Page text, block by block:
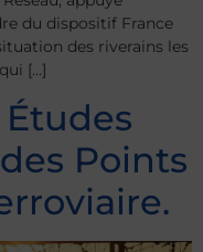
du dispositif France
des riverains les
[…]
Études
Points